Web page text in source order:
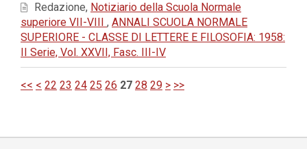
Redazione, Notiziario della Scuola Normale
superiore VII-VIII , ANNALI SCUOLA NORMALE
SUPERIORE - CLASSE DI LETTERE E FILOSOFIA: 1958:
II Serie, Vol. XXVII, Fasc. III-IV
<< < 22 23 24 25 26 27 28 29 > >>